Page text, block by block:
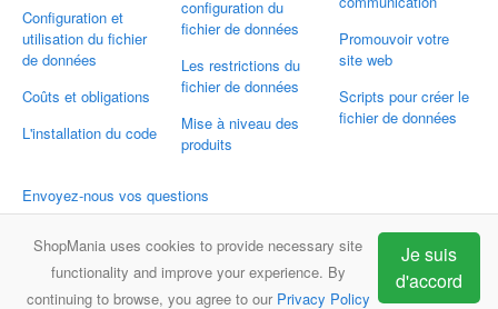
Configuration et
utilisation du fichier
de données
Coûts et obligations
L'installation du code
configuration du
fichier de données
Les restrictions du
fichier de données
Mise à niveau des
produits
Promouvoir votre
site web
Scripts pour créer le
fichier de données
Envoyez-nous vos questions
Email:support@shopmania.fr
ShopMania uses cookies to provide necessary site
functionality and improve your experience. By
continuing to browse, you agree to our Privacy Policy
Je suis
d'accord